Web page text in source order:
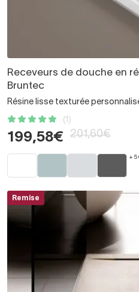
Receveurs de douche en
Bruntec
Résine lisse texturée
(1)
199,58€ 201,60€
+ 5
Remise